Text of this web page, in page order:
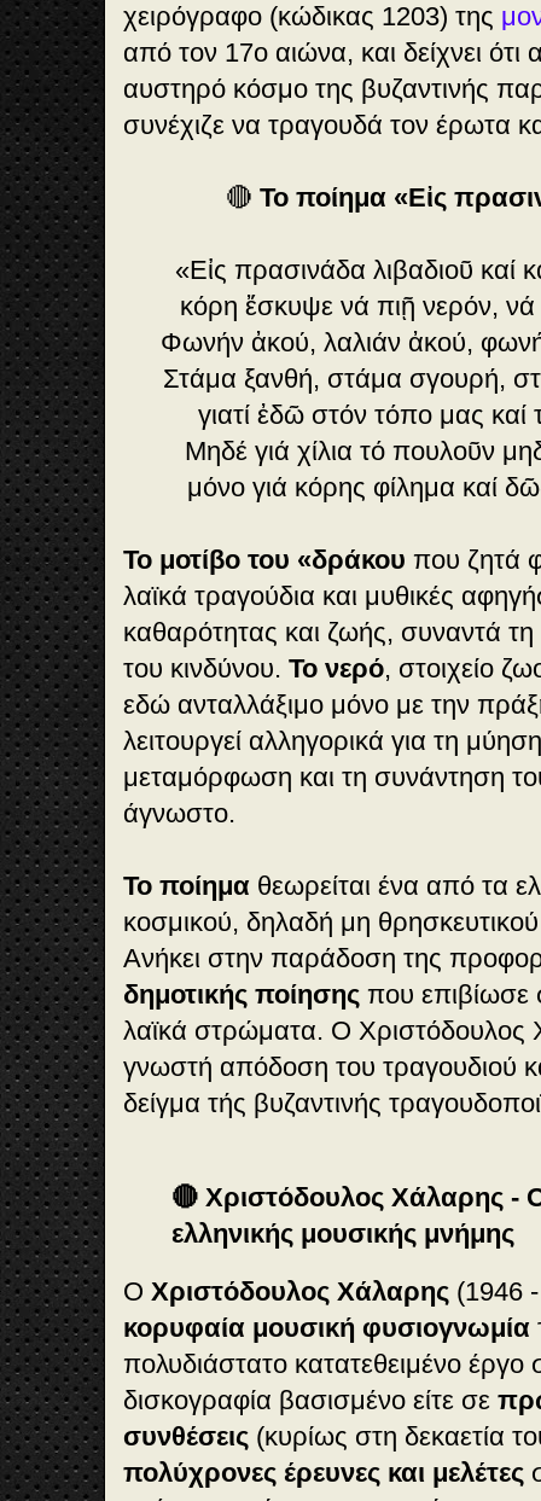
χειρόγραφο (κώδικας 1203) της
από τον 17ο αιώνα, και δείχνει
αυστηρό κόσμο της βυζαντινής
συνέχιζε να τραγουδά τον έρωτα
🔴 Το ποίημα «Εἰς
«Εἰς πρασινάδα λιβαδιοῦ
κόρη ἔσκυψε νά πιῇ νερόν,
Φωνήν ἀκού, λαλιάν ἀκού,
Στάμα ξανθή, στάμα σγουρή,
γιατί ἐδῶ στόν τόπο μας καί
Μηδέ γιά χίλια τό πουλοῦν
μόνο γιά κόρης φίλημα καί
Το μοτίβο του «δράκου που ζητά
λαϊκά τραγούδια και μυθικές
καθαρότητας και ζωής, συναντά
του κινδύνου. Το νερό, στοιχείο
εδώ ανταλλάξιμο μόνο με την
λειτουργεί αλληγορικά για τη
μεταμόρφωση και τη συνάντηση
άγνωστο.
Το ποίημα θεωρείται ένα από τα
κοσμικού, δηλαδή μη
Ανήκει στην παράδοση της
δημοτικής ποίησης που επιβίωσε
λαϊκά στρώματα. Ο Χριστόδουλος
γνωστή απόδοση του τραγουδιού
δείγμα τής βυζαντινής
🔴 Χριστόδουλος Χάλαρης -
ελληνικής μουσικής μνήμης
Ο Χριστόδουλος Χάλαρης (1946
κορυφαία μουσική φυσιογνωμία
πολυδιάστατο κατατεθειμένο έργο
δισκογραφία βασισμένο είτε σε
συνθέσεις (κυρίως στη δεκαετία
πολύχρονες έρευνες και μελέτες